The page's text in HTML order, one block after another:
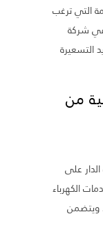
التي ترغب
شركة
التسعيرة
من
على
الكهرباء
ويتضمن